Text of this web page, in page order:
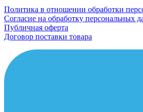
Политика в отношении обработки
Согласие на обработку персональных
Публичная оферта
Договор поставки товара